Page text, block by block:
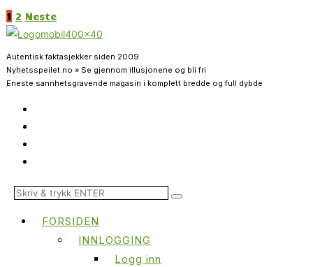
1 2 Neste
Autentisk faktasjekker siden 2009
Nyhetsspeilet.no » Se gjennom illusjonene og bli fri
Eneste sannhetsgravende magasin i komplett bredde og full dybde
FORSIDEN
INNLOGGING
Logg inn